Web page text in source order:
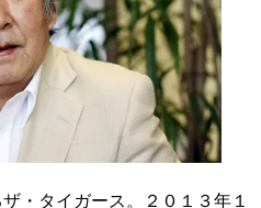
・タイガース。２０１３年１